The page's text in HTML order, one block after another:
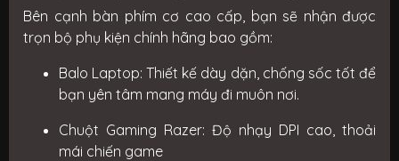
Bên cạnh bàn phím cơ cao cấp, bạn sẽ nhận được
trọn bộ phụ kiện chính hãng bao gồm:
Balo Laptop: Thiết kế dày dặn, chống sốc tốt để
bạn yên tâm mang máy đi muôn nơi.
Chuột Gaming Razer: Độ nhạy DPI cao, thoải
mái chiến game